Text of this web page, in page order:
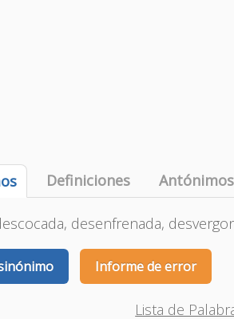
Definiciones Antónimos
desenfrenada,
Informe de error
Lista de